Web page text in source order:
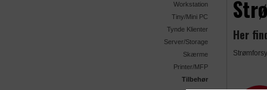
Workstation
Tiny/Mini PC
Tynde Klienter
Server/Storage
Skærme
Printer/MFP
Tilbehør
Her